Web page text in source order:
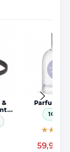
&
Parfum
100 ml
59,99